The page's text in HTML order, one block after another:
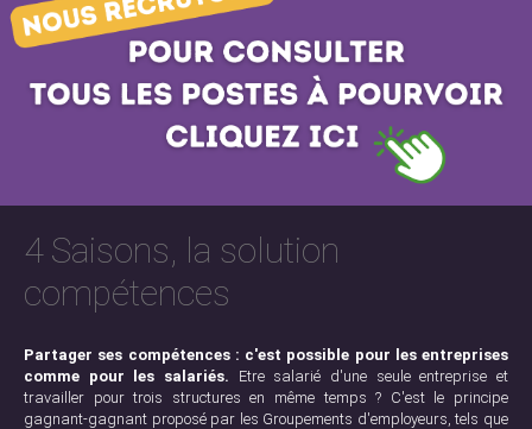
4 Saisons, la solution
compétences
Partager ses compétences : c'est possible pour les entreprises
comme pour les salariés. Etre salarié d'une seule entreprise et
travailler pour trois structures en même temps ? C'est le principe
gagnant-gagnant proposé par les Groupements d'employeurs, tels que